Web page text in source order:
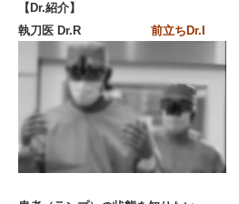
【Dr.紹介】
執刀医 Dr.R
前立ちDr.I